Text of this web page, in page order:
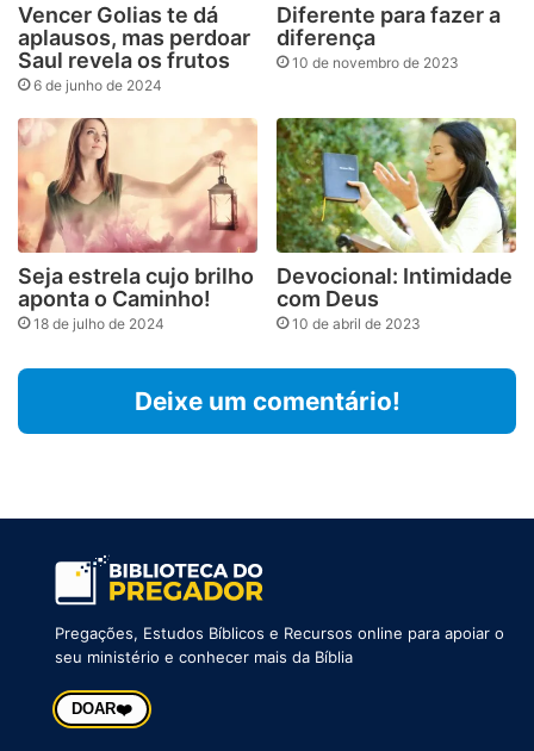
Vencer Golias te dá
aplausos, mas perdoar
Saul revela os frutos
6 de junho de 2024
Diferente para fazer a
diferença
10 de novembro de 2023
Seja estrela cujo brilho
aponta o Caminho!
18 de julho de 2024
Devocional: Intimidade
com Deus
10 de abril de 2023
Deixe um comentário!
Pregações, Estudos Bíblicos e Recursos online para apoiar o
seu ministério e conhecer mais da Bíblia
DOAR❤️